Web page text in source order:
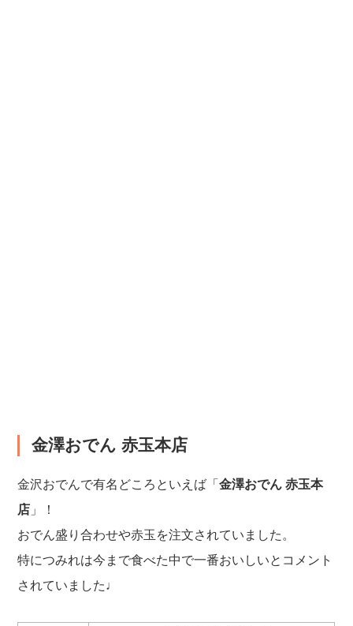
金澤おでん 赤玉本店
金沢おでんで有名どころといえば「金澤おでん 赤玉本
店 」！
おでん盛り合わせや赤玉を注文されていました。
特につみれは今まで食べた中で一番おいしいとコメント
されていました♩